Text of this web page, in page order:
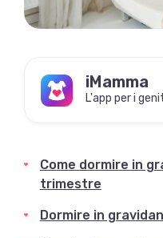
iMamma
L'app per i
Come dormire in
trimestre
Dormire in